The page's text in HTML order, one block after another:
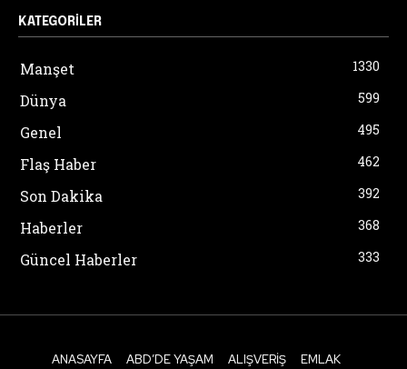
KATEGORILER
Manşet 1330
Dünya 599
Genel 495
Flaş Haber 462
Son Dakika 392
Haberler 368
Güncel Haberler 333
ANASAYFA ABD’DE YAŞAM ALIŞVERIŞ EMLAK